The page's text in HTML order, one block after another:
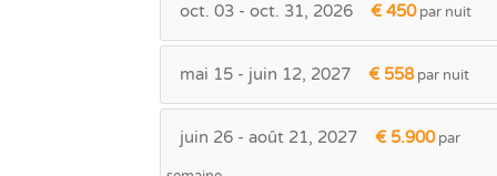
oct. 03 - oct. 31, 2026 € 450par nuit
mai 15 - juin 12, 2027 € 558par nuit
juin 26 - août 21, 2027 € 5.900par